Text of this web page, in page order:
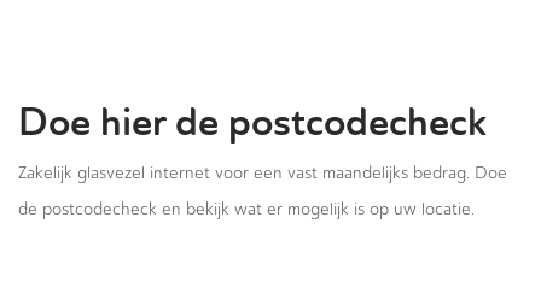
Doe hier de postcodecheck
Zakelijk glasvezel internet voor een vast maandelijks bedrag. Doe
de postcodecheck en bekijk wat er mogelijk is op uw locatie.